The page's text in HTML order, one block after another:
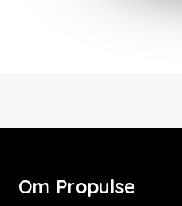
Om Propulse